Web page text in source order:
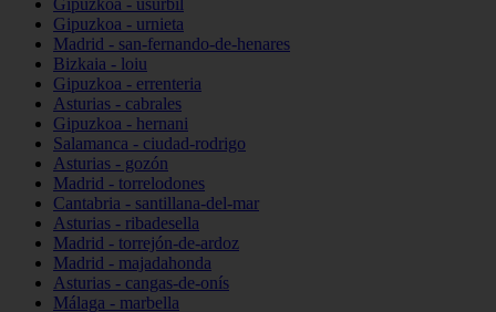
Gipuzkoa - usurbil
Gipuzkoa - urnieta
Madrid - san-fernando-de-henares
Bizkaia - loiu
Gipuzkoa - errenteria
Asturias - cabrales
Gipuzkoa - hernani
Salamanca - ciudad-rodrigo
Asturias - gozón
Madrid - torrelodones
Cantabria - santillana-del-mar
Asturias - ribadesella
Madrid - torrejón-de-ardoz
Madrid - majadahonda
Asturias - cangas-de-onís
Málaga - marbella